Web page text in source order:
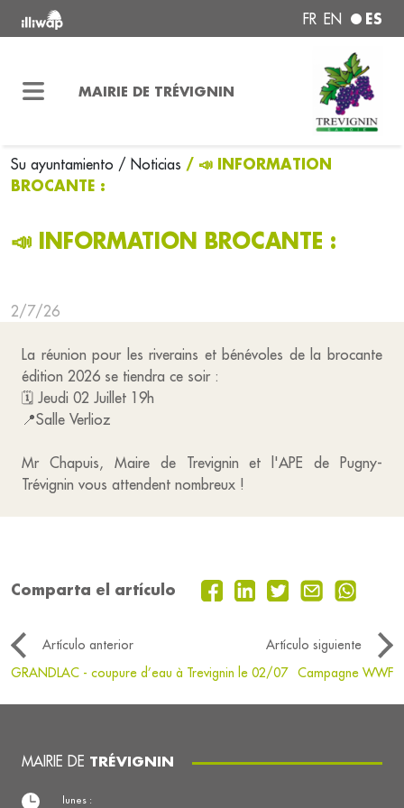
FR EN ES
MAIRIE DE TRÉVIGNIN
Su ayuntamiento / Noticias / 📣 INFORMATION
BROCANTE :
📣 INFORMATION BROCANTE :
2/7/26
La réunion pour les riverains et bénévoles de la brocante
édition 2026 se tiendra ce soir :
🗓️ Jeudi 02 Juillet 19h
📍Salle Verlioz
Mr Chapuis, Maire de Trevignin et l'APE de Pugny-
Trévignin vous attendent nombreux !
Comparta el artículo
Artículo anterior
Artículo siguiente
GRANDLAC - coupure d’eau à Trevignin le 02/07
Campagne WWF
MAIRIE DE TRÉVIGNIN
lunes :